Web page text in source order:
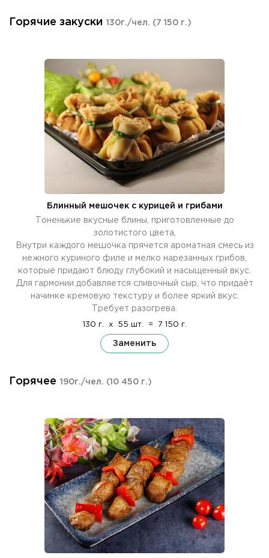
Горячие закуски 130г./чел. (7 150 г.)
Блинный мешочек с курицей и грибами
Тоненькие вкусные блины, приготовленные до
золотистого цвета,
Внутри каждого мешочка прячется ароматная смесь из
нежного куриного филе и мелко нарезанных грибов,
которые придают блюду глубокий и насыщенный вкус.
Для гармонии добавляется сливочный сыр, что придаёт
начинке кремовую текстуру и более яркий вкус.
Требует разогрева.
130 г. x 55 шт. = 7 150 г.
Заменить
Горячее 190г./чел. (10 450 г.)